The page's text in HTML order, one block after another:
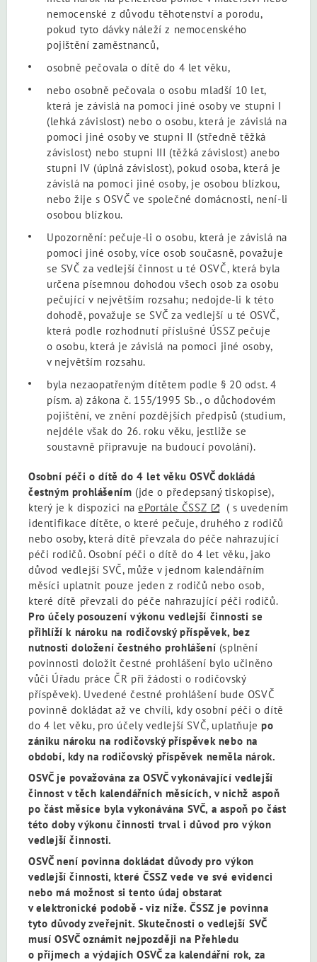
nemocenské z důvodu těhotenství a porodu,
pokud tyto dávky náleží z nemocenského
pojištění zaměstnanců,
osobně pečovala o dítě do 4 let věku,
nebo osobně pečovala o osobu mladší 10 let,
která je závislá na pomoci jiné osoby ve stupni I
(lehká závislost) nebo o osobu, která je závislá na
pomoci jiné osoby ve stupni II (středně těžká
závislost) nebo stupni III (těžká závislost) anebo
stupni IV (úplná závislost), pokud osoba, která je
závislá na pomoci jiné osoby, je osobou blízkou,
nebo žije s OSVČ ve společné domácnosti, není-li
osobou blízkou.
Upozornění: pečuje-li o osobu, která je závislá na
pomoci jiné osoby, více osob současně, považuje
se SVČ za vedlejší činnost u té OSVČ, která byla
určena písemnou dohodou všech osob za osobu
pečující v největším rozsahu; nedojde-li k této
dohodě, považuje se SVČ za vedlejší u té OSVČ,
která podle rozhodnutí příslušné ÚSSZ pečuje
o osobu, která je závislá na pomoci jiné osoby,
v největším rozsahu.
byla nezaopatřeným dítětem podle § 20 odst. 4
písm. a) zákona č. 155/1995 Sb., o důchodovém
pojištění, ve znění pozdějších předpisů (studium,
nejdéle však do 26. roku věku, jestliže se
soustavně připravuje na budoucí povolání).
Osobní péči o dítě do 4 let věku OSVČ dokládá
čestným prohlášením (jde o předepsaný tiskopise),
který je k dispozici naePortále ČSSZ
( s uvedením
identifikace dítěte, o které pečuje, druhého z rodičů
nebo osoby, která dítě převzala do péče nahrazující
péči rodičů. Osobní péči o dítě do 4 let věku, jako
důvod vedlejší SVČ, může v jednom kalendářním
měsíci uplatnit pouze jeden z rodičů nebo osob,
které dítě převzali do péče nahrazující péči rodičů.
Pro účely posouzení výkonu vedlejší činnosti se
přihlíží k nároku na rodičovský příspěvek, bez
nutnosti doložení čestného prohlášení (splnění
povinnosti doložit čestné prohlášení bylo učiněno
vůči Úřadu práce ČR při žádosti o rodičovský
příspěvek). Uvedené čestné prohlášení bude OSVČ
povinně dokládat až ve chvíli, kdy osobní péči o dítě
do 4 let věku, pro účely vedlejší SVČ, uplatňujepo
zániku nároku na rodičovský příspěvek nebo na
období, kdy na rodičovský příspěvek neměla nárok.
OSVČ je považována za OSVČ vykonávající vedlejší
činnost v těch kalendářních měsících, v nichž aspoň
po část měsíce byla vykonávána SVČ, a aspoň po část
této doby výkonu činnosti trval i důvod pro výkon
vedlejší činnosti.
OSVČ není povinna dokládat důvody pro výkon
vedlejší činnosti, které ČSSZ vede ve své evidenci
nebo má možnost si tento údaj obstarat
v elektronické podobě - viz níže. ČSSZ je povinna
tyto důvody zveřejnit. Skutečnosti o vedlejší SVČ
musí OSVČ oznámit nejpozději na Přehledu
o příjmech a výdajích OSVČ za kalendářní rok, za